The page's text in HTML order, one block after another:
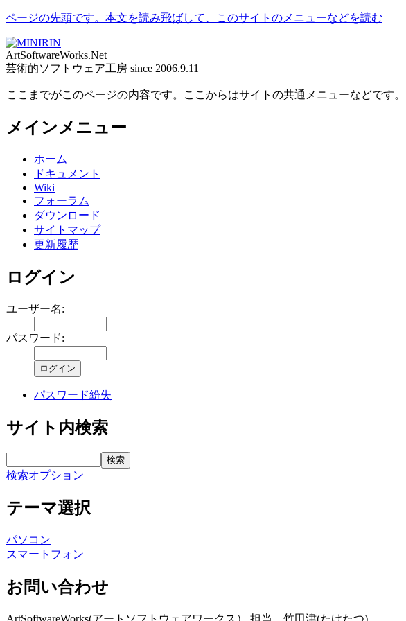
ページの先頭です。本文を読み飛ばして、このサイトのメニューなどを読む
ArtSoftwareWorks.Net
芸術的ソフトウェア工房 since 2006.9.11
ここまでがこのページの内容です。ここからはサイトの共通メニューなどです。
メインメニュー
ホーム
ドキュメント
Wiki
フォーラム
ダウンロード
サイトマップ
更新履歴
ログイン
ユーザー名:
パスワード:
パスワード紛失
サイト内検索
検索オプション
テーマ選択
パソコン
スマートフォン
お問い合わせ
ArtSoftwareWorks(アートソフトウェアワークス） 担当 竹田津(たけたつ)